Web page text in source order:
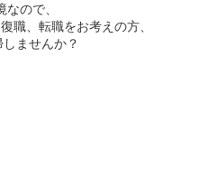
ので、
職、転職をお考えの方、
ませんか？